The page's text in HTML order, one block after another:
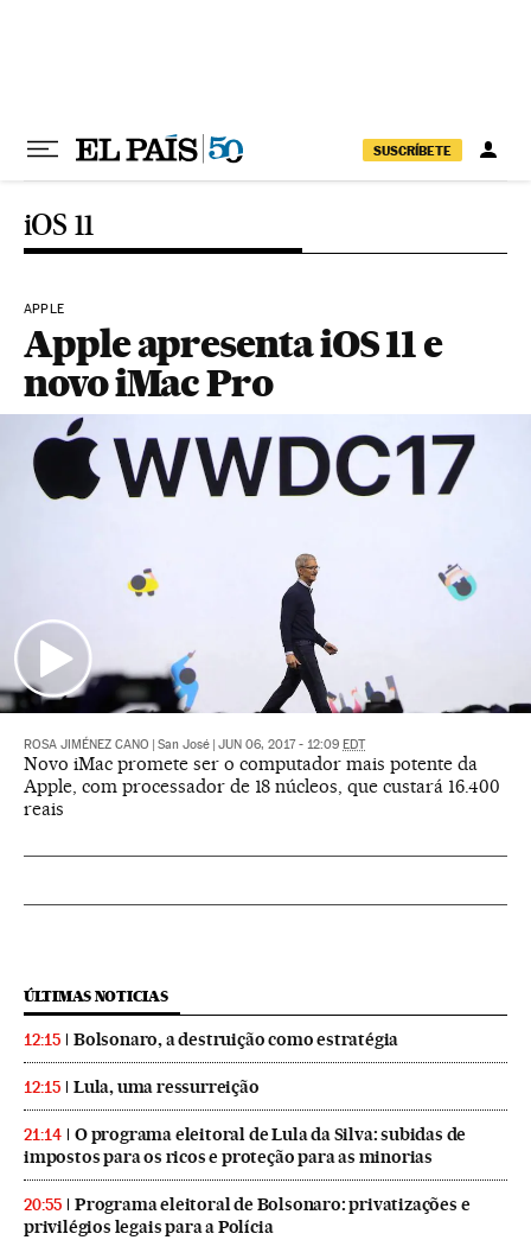
SUSCRÍBETE
iOS 11
APPLE
Apple apresenta iOS 11 e
novo iMac Pro
ROSA JIMÉNEZ CANO San José JUN 06, 2017 - 12:09 EDT
Novo iMac promete ser o computador mais potente da
Apple, com processador de 18 núcleos, que custará 16.400
reais
ÚLTIMAS NOTICIAS
12:15 Bolsonaro, a destruição como estratégia
12:15 Lula, uma ressurreição
21:14
O programa eleitoral de Lula da Silva: subidas de
impostos para os ricos e proteção para as minorias
20:55
Programa eleitoral de Bolsonaro: privatizações e
privilégios legais para a Polícia